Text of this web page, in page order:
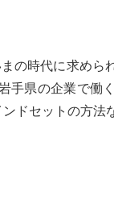
の時代に求めら
手県の企業で働
ドセットの方法